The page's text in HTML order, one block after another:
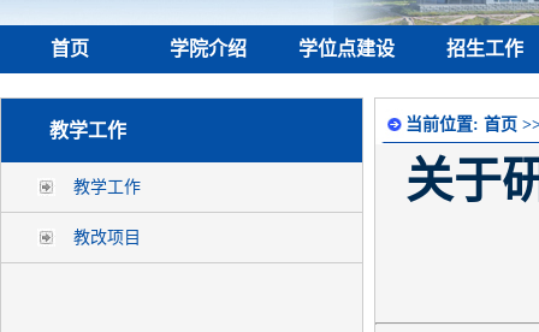
首页 学院介绍 学位点建设 招生工作
教学工作
教学工作
教改项目
当前位置: 首页
关于